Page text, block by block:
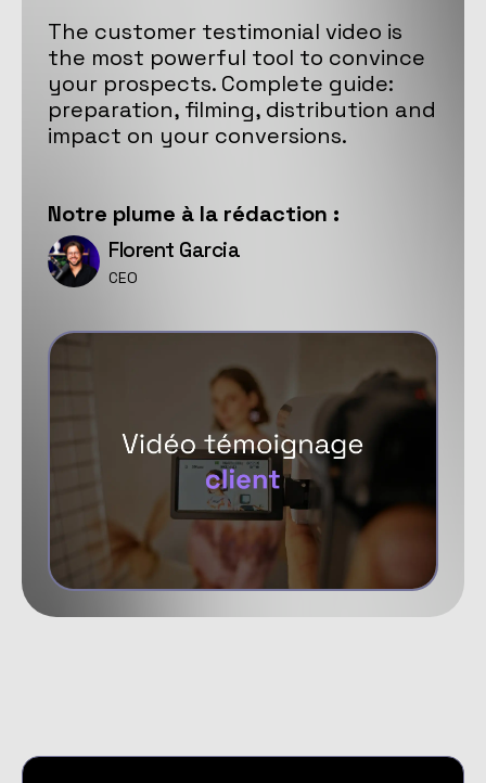
The customer testimonial video is
the most powerful tool to convince
your prospects. Complete guide:
preparation, filming, distribution and
impact on your conversions.
Notre plume à la rédaction :
Florent Garcia
CEO